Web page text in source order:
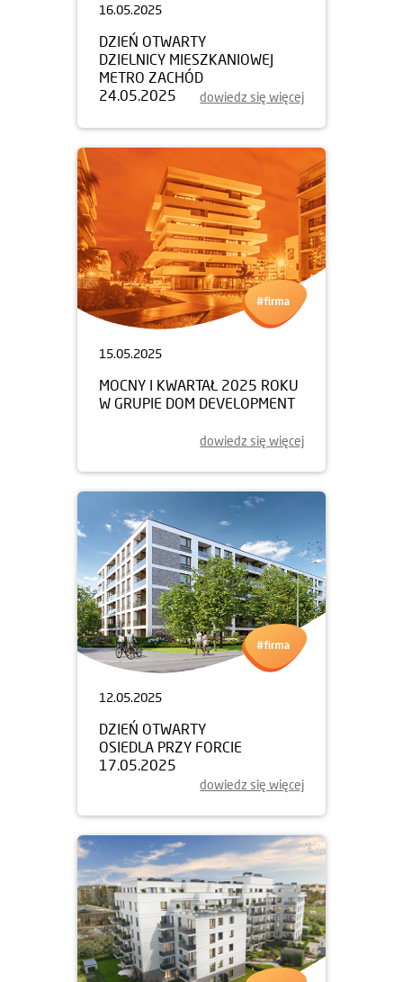
16.05.2025
DZIEŃ OTWARTY
DZIELNICY MIESZKANIOWEJ
METRO ZACHÓD
24.05.2025
dowiedz się więcej
15.05.2025
MOCNY I KWARTAŁ 2025 ROKU
W GRUPIE DOM DEVELOPMENT
dowiedz się więcej
12.05.2025
DZIEŃ OTWARTY
OSIEDLA PRZY FORCIE
17.05.2025
dowiedz się więcej